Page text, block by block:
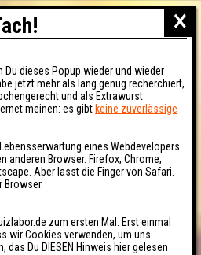
×
Du dieses Popup wieder und wieder
jetzt mehr als lang genug recherchiert,
und als Extrawurst
meinen: es gibt keine zuverlässige
eines Webdevelopers
anderen Browser. Firefox, Chrome,
Aber lasst die Finger von Safari.
Browser.
zum ersten Mal. Erst einmal
wir Cookies verwenden, um uns
Du DIESEN Hinweis hier gelesen